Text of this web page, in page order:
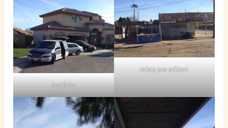
dodávka
místo pro snídani